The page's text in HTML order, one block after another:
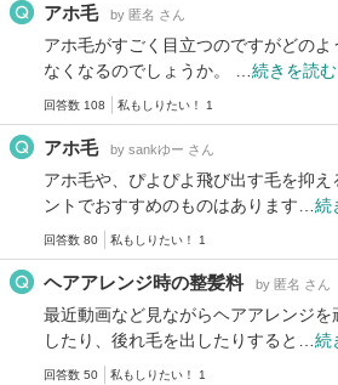
アホ毛 by 匿名 さん
アホ毛がすごく目立つのですがどの
なくなるのでしょうか。 … 続きを読む
回答数 108 私もしりたい！ 1
アホ毛 by sankゆー さん
アホ毛や、ぴよぴよ飛び出す毛を抑
ントでおすすめのものはあります… 続
回答数 80 私もしりたい！ 1
ヘアアレンジ時の整髪料 by 匿名 さん
最近動画など見ながらヘアアレンジ
したり、後れ毛を出したりすると… 続
回答数 50 私もしりたい！ 1